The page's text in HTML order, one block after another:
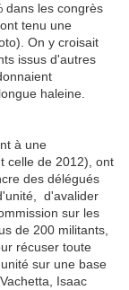
dans les congrès
tenu une
On y croisait
issus d'autres
haleine.
à une
celle de 2012), ont
des délégués
d'avalider
sur les
de 200 militants,
récuser toute
sur une base
Isaac